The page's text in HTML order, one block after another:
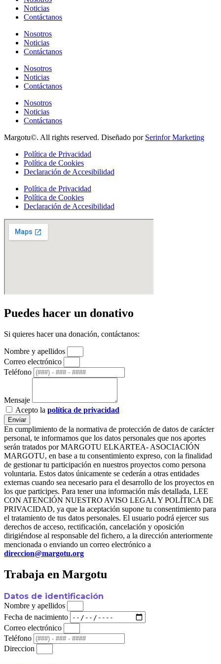
Noticias
Contáctanos
Nosotros
Noticias
Contáctanos
Nosotros
Noticias
Contáctanos
Nosotros
Noticias
Contáctanos
Margotu©. All rights reserved. Diseñado por Serinfor Marketing
Política de Privacidad
Política de Cookies
Declaración de Accesibilidad
Política de Privacidad
Política de Cookies
Declaración de Accesibilidad
Puedes hacer un donativo
Si quieres hacer una donación, contáctanos:
Nombre y apellidos
Correo electrónico
Teléfono
Mensaje
Acepto la política de privacidad
Enviar
En cumplimiento de la normativa de protección de datos de carácter
personal, te informamos que los datos personales que nos aportes
serán tratados por MARGOTU ELKARTEA- ASOCIACIÓN
MARGOTU, en base a tu consentimiento expreso, con la finalidad
de gestionar tu participación en nuestros proyectos como persona
voluntaria. Estos datos únicamente se cederán a otras entidades
externas cuando sea necesario para el desarrollo de los proyectos en
los que participes. Para tener una información más detallada, LEE
CON ATENCIÓN NUESTRO AVISO LEGAL Y POLÍTICA DE
PRIVACIDAD, ya que la aceptación supone tu consentimiento para
el tratamiento de tus datos personales. El usuario podrá ejercer sus
derechos de acceso, rectificación, cancelación y oposición
dirigiéndose al responsable del fichero, a la dirección anteriormente
mencionada o enviando un correo electrónico a
direccion@margotu.org
Trabaja en Margotu
Datos de identificación
Nombre y apellidos
Fecha de nacimiento
Correo electrónico
Teléfono
Direccion